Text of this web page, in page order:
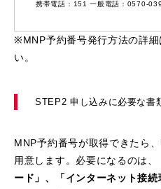
携帯電話：151 一般電話：0570-
※MNP予約番号発行方法の詳細
い。
STEP2 申し込みに必要な書
MNP予約番号が取得できたら
用意します。必要になるのは、
ード」、「インターネット接